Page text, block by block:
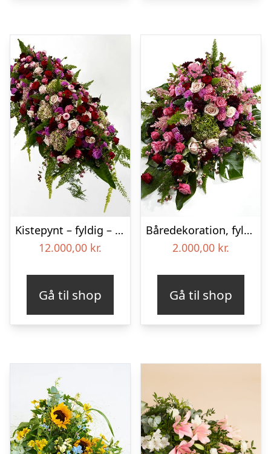
Kistepynt – fyldig – Blomster til begravelse
12.000,00 kr.
Gå til shop
Båredekoration, fyldig – Blomster til begravelse
2.000,00 kr.
Gå til shop